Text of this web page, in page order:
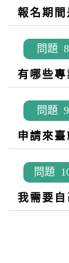
報名期
問題 8
有哪些
問題 9
申請來
問題
我需要